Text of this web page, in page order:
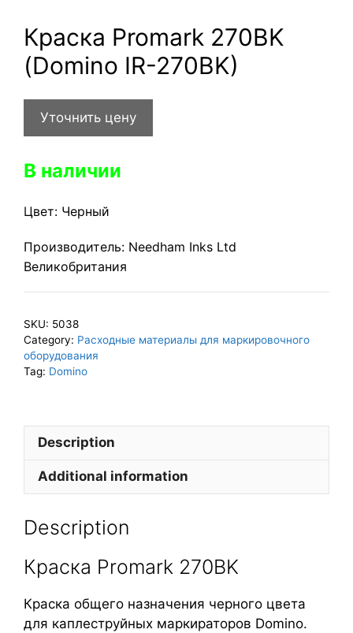
Краска Promark 270BK
(Domino IR-270BK)
Уточнить цену
В наличии
Цвет: Черный
Производитель: Needham Inks Ltd
Великобритания
SKU: 5038
Category: Расходные материалы для маркировочного
оборудования
Tag: Domino
Description
Additional information
Description
Краска Promark 270BK
Краска общего назначения черного цвета
для каплеструйных маркираторов Domino.